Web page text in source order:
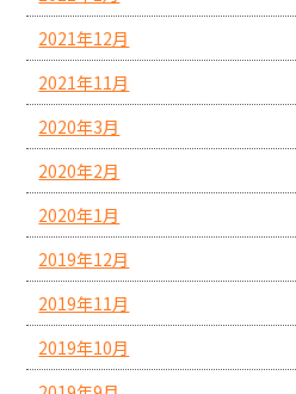
2021年12月
2021年11月
2020年3月
2020年2月
2020年1月
2019年12月
2019年11月
2019年10月